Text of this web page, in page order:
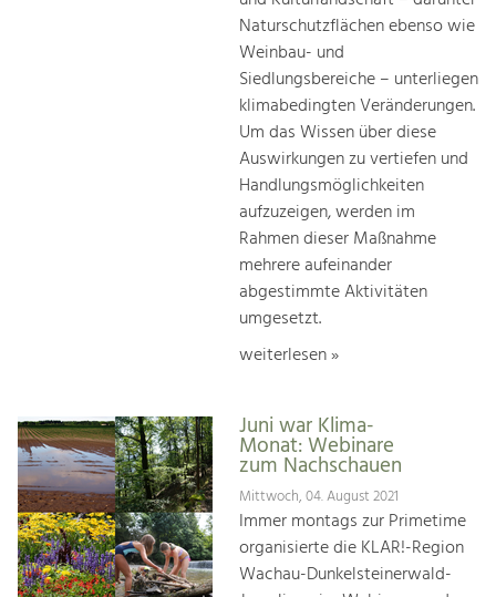
Naturschutzflächen ebenso wie
Weinbau- und
Siedlungsbereiche – unterliegen
klimabedingten Veränderungen.
Um das Wissen über diese
Auswirkungen zu vertiefen und
Handlungsmöglichkeiten
aufzuzeigen, werden im
Rahmen dieser Maßnahme
mehrere aufeinander
abgestimmte Aktivitäten
umgesetzt.
weiterlesen »
Juni war Klima-
Monat: Webinare
zum Nachschauen
Mittwoch, 04. August 2021
Immer montags zur Primetime
organisierte die KLAR!-Region
Wachau-Dunkelsteinerwald-